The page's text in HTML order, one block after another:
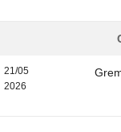
21/05
2026